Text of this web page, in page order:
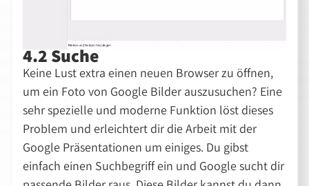
4.2 Suche
Keine Lust extra einen neuen Browser zu öffnen,
um ein Foto von Google Bilder auszusuchen? Eine
sehr spezielle und moderne Funktion löst dieses
Problem und erleichtert dir die Arbeit mit der
Google Präsentationen um einiges. Du gibst
einfach einen Suchbegriff ein und Google sucht dir